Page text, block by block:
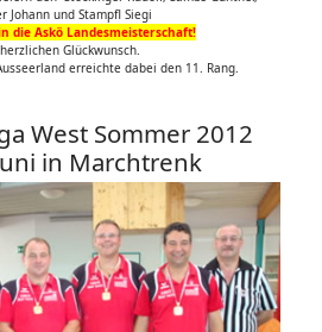
Johann und Stampfl Siegi
die Askö Landesmeisterschaft!
Glückwunsch.
erreichte dabei den 11. Rang.
West Sommer 2012
in Marchtrenk